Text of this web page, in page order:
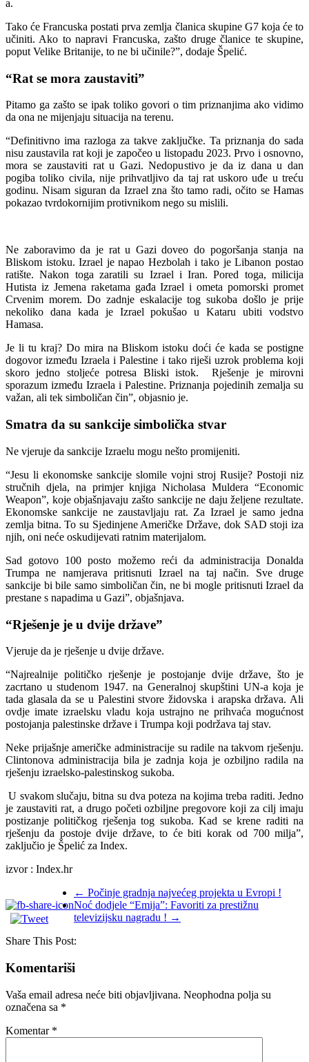
a.
Tako će Francuska postati prva zemlja članica skupine G7 koja će to
učiniti. Ako to napravi Francuska, zašto druge članice te skupine,
poput Velike Britanije, to ne bi učinile?”, dodaje Špelić.
“Rat se mora zaustaviti”
Pitamo ga zašto se ipak toliko govori o tim priznanjima ako vidimo
da ona ne mijenjaju situacija na terenu.
“Definitivno ima razloga za takve zaključke. Ta priznanja do sada
nisu zaustavila rat koji je započeo u listopadu 2023. Prvo i osnovno,
mora se zaustaviti rat u Gazi. Nedopustivo je da iz dana u dan
pogiba toliko civila, nije prihvatljivo da taj rat uskoro uđe u treću
godinu. Nisam siguran da Izrael zna što tamo radi, očito se Hamas
pokazao tvrdokornijim protivnikom nego su mislili.
Ne zaboravimo da je rat u Gazi doveo do pogoršanja stanja na
Bliskom istoku. Izrael je napao Hezbolah i tako je Libanon postao
ratište. Nakon toga zaratili su Izrael i Iran. Pored toga, milicija
Hutista iz Jemena raketama gađa Izrael i ometa pomorski promet
Crvenim morem. Do zadnje eskalacije tog sukoba došlo je prije
nekoliko dana kada je Izrael pokušao u Kataru ubiti vodstvo
Hamasa.
Je li tu kraj? Do mira na Bliskom istoku doći će kada se postigne
dogovor između Izraela i Palestine i tako riješi uzrok problema koji
skoro jedno stoljeće potresa Bliski istok. Rješenje je mirovni
sporazum između Izraela i Palestine. Priznanja pojedinih zemalja su
važan, ali tek simboličan čin”, objasnio je.
Smatra da su sankcije simbolička stvar
Ne vjeruje da sankcije Izraelu mogu nešto promijeniti.
“Jesu li ekonomske sankcije slomile vojni stroj Rusije? Postoji niz
stručnih djela, na primjer knjiga Nicholasa Muldera “Economic
Weapon”, koje objašnjavaju zašto sankcije ne daju željene rezultate.
Ekonomske sankcije ne zaustavljaju rat. Za Izrael je samo jedna
zemlja bitna. To su Sjedinjene Američke Države, dok SAD stoji iza
njih, oni neće oskudijevati ratnim materijalom.
Sad gotovo 100 posto možemo reći da administracija Donalda
Trumpa ne namjerava pritisnuti Izrael na taj način. Sve druge
sankcije bi bile samo simboličan čin, ne bi mogle pritisnuti Izrael da
prestane s napadima u Gazi”, objašnjava.
“Rješenje je u dvije države”
Vjeruje da je rješenje u dvije države.
“Najrealnije političko rješenje je postojanje dvije države, što je
zacrtano u studenom 1947. na Generalnoj skupštini UN-a koja je
tada glasala da se u Palestini stvore židovska i arapska država. Ali
ovdje imate izraelsku vladu koja ustrajno ne prihvaća mogućnost
postojanja palestinske države i Trumpa koji podržava taj stav.
Neke prijašnje američke administracije su radile na takvom rješenju.
Clintonova administracija bila je zadnja koja je ozbiljno radila na
rješenju izraelsko-palestinskog sukoba.
U svakom slučaju, bitna su dva poteza na kojima treba raditi. Jedno
je zaustaviti rat, a drugo početi ozbiljne pregovore koji za cilj imaju
postizanje političkog rješenja tog sukoba. Kad se krene raditi na
rješenju da postoje dvije države, to će biti korak od 700 milja”,
zaključio je Špelić za Index.
izvor : Index.hr
← Počinje gradnja najvećeg projekta u Evropi !
Noć dodjele “Emija”: Favoriti za prestižnu
televizijsku nagradu ! →
Share This Post:
Komentariši
Vaša email adresa neće biti objavljivana. Neophodna polja su
označena sa *
Komentar *